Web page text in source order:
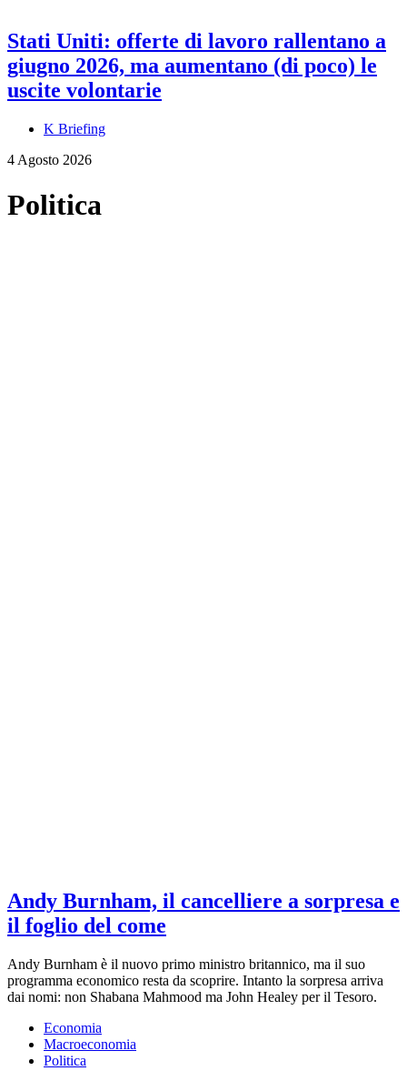
Stati Uniti: offerte di lavoro rallentano a
giugno 2026, ma aumentano (di poco) le
uscite volontarie
K Briefing
4 Agosto 2026
Politica
Andy Burnham, il cancelliere a sorpresa e
il foglio del come
Andy Burnham è il nuovo primo ministro britannico, ma il suo
programma economico resta da scoprire. Intanto la sorpresa arriva
dai nomi: non Shabana Mahmood ma John Healey per il Tesoro.
Economia
Macroeconomia
Politica